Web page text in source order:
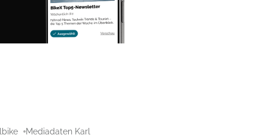
Mediadaten Karl